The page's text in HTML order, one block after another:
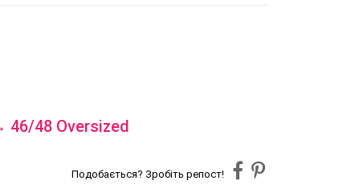
46/48 Oversized
Подобається? Зробіть репост!